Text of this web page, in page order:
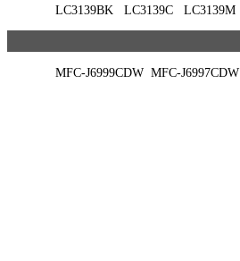
LC3139BK
LC3139C LC3139M
MFC-J6999CDW MFC-J6997CDW